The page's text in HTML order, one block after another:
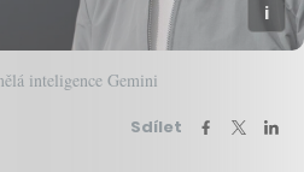
inteligence Gemini
Sdílet